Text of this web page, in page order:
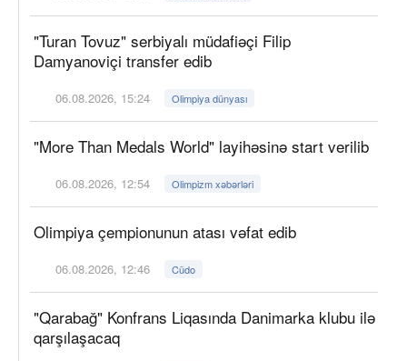
"Turan Tovuz" serbiyalı müdafiəçi Filip
Damyanoviçi transfer edib
06.08.2026, 15:24 Olimpiya dünyası
"More Than Medals World" layihəsinə start verilib
06.08.2026, 12:54 Olimpizm xəbərləri
Olimpiya çempionunun atası vəfat edib
06.08.2026, 12:46 Cüdo
"Qarabağ" Konfrans Liqasında Danimarka klubu ilə
qarşılaşacaq